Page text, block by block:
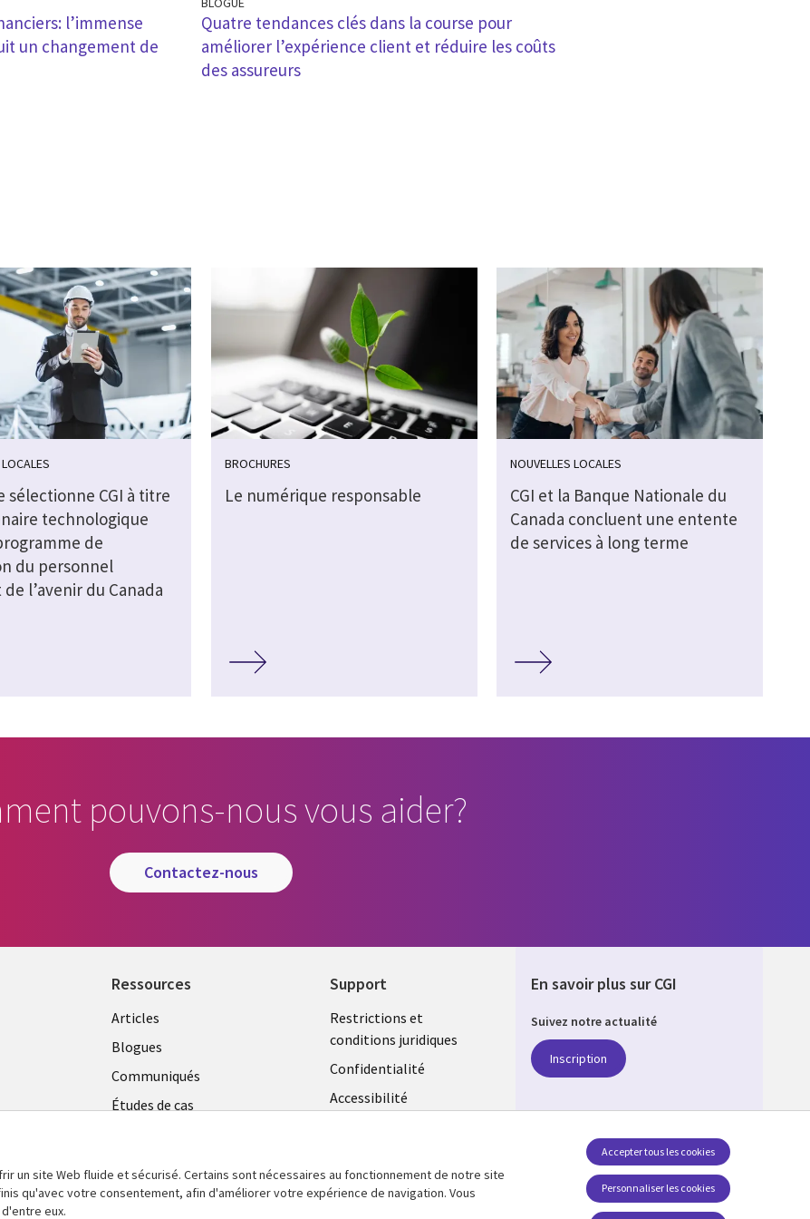
l’immense
un changement de
Quatre tendances clés dans la course pour
améliorer l’expérience client et réduire les coûts
des assureurs
sélectionne CGI à titre
technologique
de
du personnel
l’avenir du Canada
BROCHURES
Le numérique responsable
NOUVELLES LOCALES
CGI et la Banque Nationale du
Canada concluent une entente
de services à long terme
pouvons-nous vous aider?
contactez-nous
Ressources
Library
Links
CANADA
FR
Articles
Blogues
Communiqués
Études de cas
En voir plus
Support
Legal
CANADA
FR
Restrictions et
conditions juridiques
Confidentialité
Accessibilité
En savoir plus sur CGI
Suivez notre actualité
Inscription
SUIVEZ-NOUS
un site Web fluide et sécurisé. Certains sont nécessaires au fonctionnement de notre site
qu'avec votre consentement, afin d'améliorer votre expérience de navigation. Vous
eux.
Personnaliser les cookies
Accepter tous les cookies